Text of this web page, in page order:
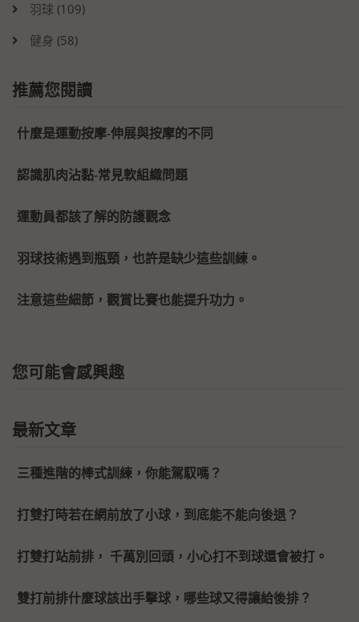
羽球 (109)
健身 (58)
推薦您閱讀
什麼是運動按摩-伸展與按摩的不同
認識肌肉沾黏-常見軟組織問題
運動員都該了解的防護觀念
羽球技術遇到瓶頸，也許是缺少這些訓練。
注意這些細節，觀賞比賽也能提升功力。
您可能會感興趣
最新文章
三種進階的棒式訓練，你能駕馭嗎？
打雙打時若在網前放了小球，到底能不能向後退？
打雙打站前排， 千萬別回頭，小心打不到球還會被打。
雙打前排什麼球該出手擊球，哪些球又得讓給後排？